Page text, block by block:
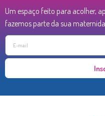
Um espaço feito para acolher,
fazemos parte da sua